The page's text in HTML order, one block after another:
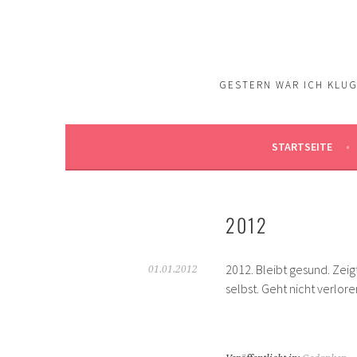
GESTERN WAR ICH
STARTSEITE
2012
01.01.2012
2012. Bleibt gesund.
selbst. Geht nicht